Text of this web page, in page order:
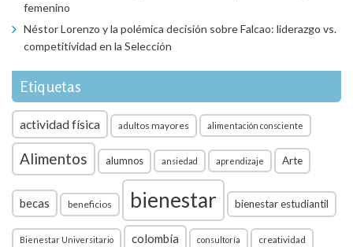
femenino
Néstor Lorenzo y la polémica decisión sobre Falcao: liderazgo vs.
competitividad en la Selección
Etiquetas
actividad física adultos mayores alimentación consciente
Alimentos alumnos ansiedad aprendizaje Arte
becas beneficios bienestar bienestar estudiantil
Bienestar Universitario colombia consultoría creatividad